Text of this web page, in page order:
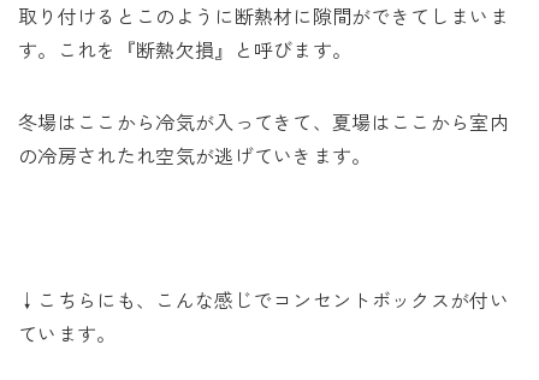
取り付けるとこのように断熱材に隙間ができてしまいま
す。これを『断熱欠損』と呼びます。
冬場はここから冷気が入ってきて、夏場はここから室内
の冷房されたれ空気が逃げていきます。
↓こちらにも、こんな感じでコンセントボックスが付い
ています。